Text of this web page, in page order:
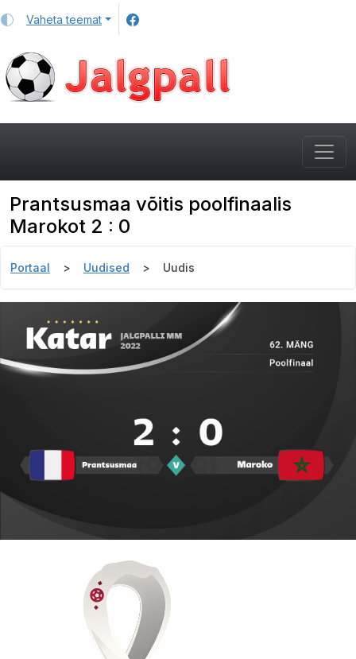
Vaheta teemat
Prantsusmaa võitis poolfinaalis
Marokot 2 : 0
Portaal Uudised Uudis